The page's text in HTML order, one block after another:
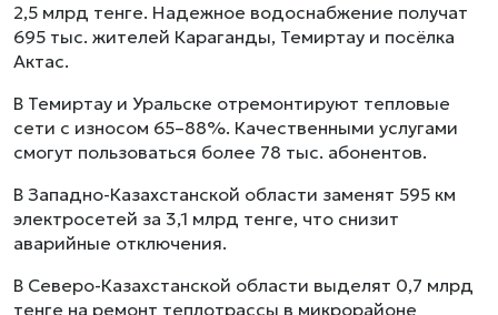
2,5 млрд тенге. Надежное водоснабжение получат
695 тыс. жителей Караганды, Темиртау и посёлка
Актас.
В Темиртау и Уральске отремонтируют тепловые
сети с износом 65–88%. Качественными услугами
смогут пользоваться более 78 тыс. абонентов.
В Западно-Казахстанской области заменят 595 км
электросетей за 3,1 млрд тенге, что снизит
аварийные отключения.
В Северо-Казахстанской области выделят 0,7 млрд
тенге на ремонт теплотрассы в микрорайоне